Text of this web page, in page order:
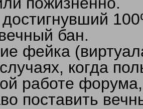
достигнувший
бан.
фейка
когда
работе
поставить